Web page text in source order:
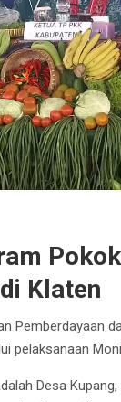
Klaten
pelaksanaan
Desa